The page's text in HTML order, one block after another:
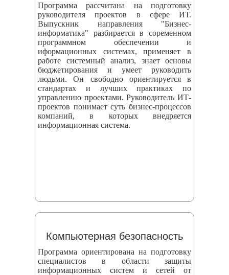
Программа рассчитана на подготовку
руководителя проектов в сфере ИТ.
Выпускник направления "Бизнес-
информатика" разбирается в соременном
программном обеспечении и
иформационных системах, применяет в
работе системный анализ, знает основы
бюджетирования и умеет руководить
людьми. Он свободно ориентируется в
стандартах и лучших практиках по
управлению проектами. Руководитель ИТ-
проектов понимает суть бизнес-процессов
компаний, в которых внедряется
информационная система.
Компьютерная безопасность
Программа ориентирована на подготовку
специалистов в области защиты
информационных систем и сетей от